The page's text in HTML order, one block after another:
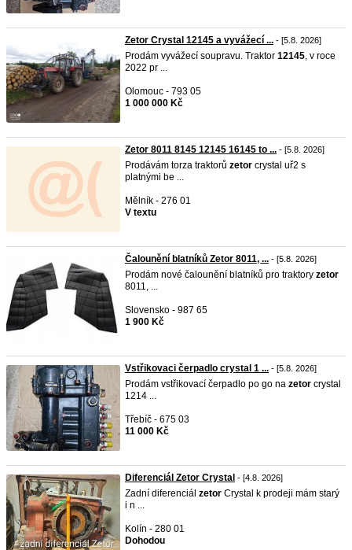
Zetor Crystal 12145 a vyvážecí ... - [5.8. 2026]
Prodám vyvážecí soupravu. Traktor 12145, v roce
2022 pr ...
Olomouc - 793 05
1 000 000 Kč
Zetor 8011 8145 12145 16145 to ... - [5.8. 2026]
Prodávám torza traktorů zetor crystal uř2 s
platnými be ...
Mělník - 276 01
V textu
Čalounění blatníků Zetor 8011, ... - [5.8. 2026]
Prodám nové čalounění blatníků pro traktory zetor
8011, ...
Slovensko - 987 65
1 900 Kč
Vstřikovaci čerpadlo crystal 1 ... - [5.8. 2026]
Prodám vstřikovací čerpadlo po go na zetor crystal
1214 ...
Třebíč - 675 03
11 000 Kč
Diferenciál Zetor Crystal - [4.8. 2026]
Zadní diferenciál zetor Crystal k prodeji mám starý
i n ...
Kolín - 280 01
Dohodou